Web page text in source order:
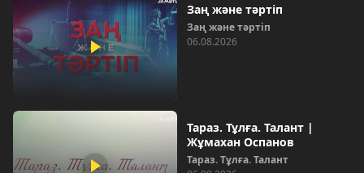
Заң және тәртіп
Заң және тәртіп
06.08.2026
Тараз. Тұлға. Талант |
Жұмахан Оспанов
Тараз. Тұлға. Талант